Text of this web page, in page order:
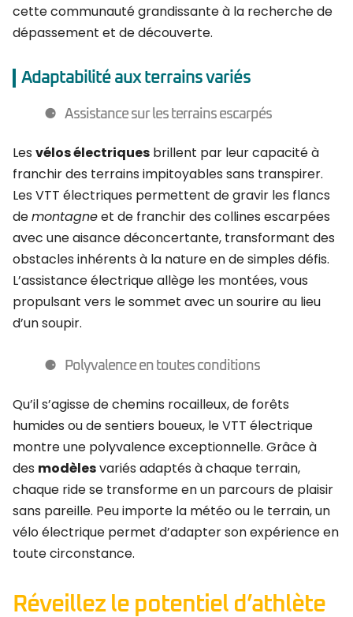
cette communauté grandissante à la recherche de
dépassement et de découverte.
Adaptabilité aux terrains variés
Assistance sur les terrains escarpés
Les vélos électriques brillent par leur capacité à
franchir des terrains impitoyables sans transpirer.
Les VTT électriques permettent de gravir les flancs
demontagneet de franchir des collines escarpées
avec une aisance déconcertante, transformant des
obstacles inhérents à la nature en de simples défis.
L’assistance électrique allège les montées, vous
propulsant vers le sommet avec un sourire au lieu
d’un soupir.
Polyvalence en toutes conditions
Qu’il s’agisse de chemins rocailleux, de forêts
humides ou de sentiers boueux, le VTT électrique
montre une polyvalence exceptionnelle. Grâce à
des modèlesvariés adaptés à chaque terrain,
chaque ride se transforme en un parcours de plaisir
sans pareille. Peu importe la météo ou le terrain, un
vélo électrique permet d’adapter son expérience en
toute circonstance.
Réveillez le potentiel d’athlète